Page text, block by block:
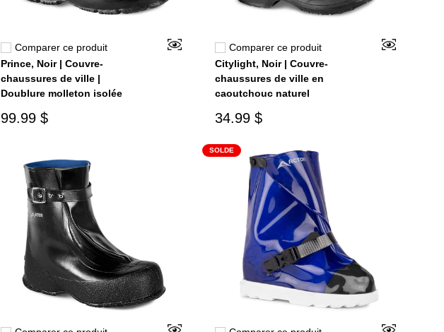
Comparer ce produit
Prince, Noir | Couvre-
chaussures de ville |
Doublure molleton isolée
99.99 $
Comparer ce produit
Citylight, Noir | Couvre-
chaussures de ville en
caoutchouc naturel
34.99 $
SOLDE